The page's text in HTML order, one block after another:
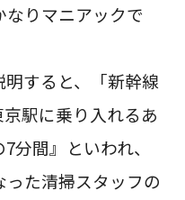
りマニアックで
すると、「新幹線
駅に乗り入れるあ
分間』といわれ、
た清掃スタッフの